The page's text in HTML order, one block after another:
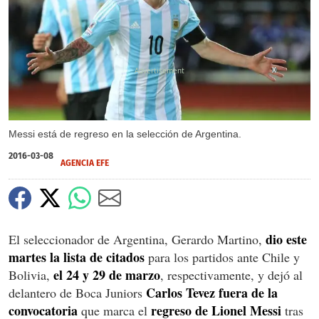
Messi está de regreso en la selección de Argentina.
X
2016-03-08
AGENCIA EFE
El seleccionador de Argentina, Gerardo Martino, dio este
martes la lista de citados para los partidos ante Chile y
Bolivia, el 24 y 29 de marzo, respectivamente, y dejó al
delantero de Boca Juniors Carlos Tevez fuera de la
convocatoria que marca el regreso de Lionel Messi tras